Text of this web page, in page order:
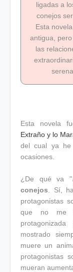
ligadas a
conejos
Esta
antigua,
las
Esta novela
Extraño y lo
del cual ya he
ocasiones.
¿De qué va ''
conejos . Sí,
protagonistas
que no me
mostrado
muere un
protagonistas
mueran